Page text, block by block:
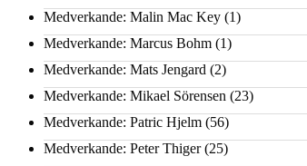
Medverkande: Malin Mac Key (1)
Medverkande: Marcus Bohm (1)
Medverkande: Mats Jengard (2)
Medverkande: Mikael Sörensen (23)
Medverkande: Patric Hjelm (56)
Medverkande: Peter Thiger(25)